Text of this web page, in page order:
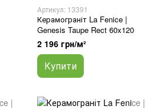
Артикул: 13391
Керамограніт La Fenice |
Genesis Taupe Rect 60x120
2 196 грн/м²
Купити